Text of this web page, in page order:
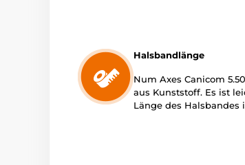
Halsbandlänge
Num Axes Canicom
aus Kunststoff. Es ist
Länge des Halsbandes